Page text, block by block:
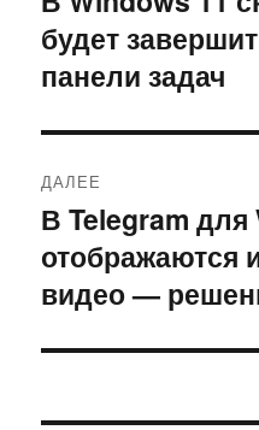
записям
запись:
будет
панели задач
ДАЛЕЕ
Следующая
запись:
В Telegram для
отображаются
видео —